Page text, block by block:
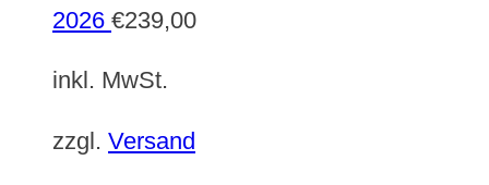
2026 €239,00
inkl. MwSt.
zzgl. Versand